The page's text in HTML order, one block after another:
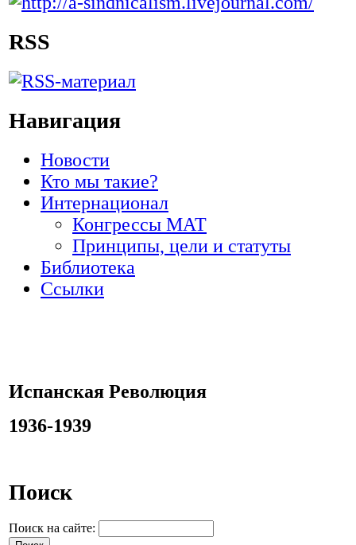
RSS
Навигация
Новости
Кто мы такие?
Интернационал
Конгрессы МАТ
Принципы, цели и статуты
Библиотека
Ссылки
Испанская Революция
1936-1939
Поиск
Поиск на сайте: